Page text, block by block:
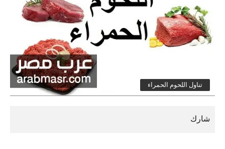
تناول اللحوم الحمراء